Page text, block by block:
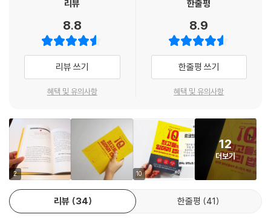
56. 최고 경영진이야말로 화장실 청소를 해야 한다
: 부하 직원은 상사의 뒷모습을 보고 성장한다
57. 윗선의 솔선수범이 조직의 사기를 좌우한다: 최선을 다해야 주위 사람
이 따른다
58. 200명 중 200등이라는 최악의 평가를 받은 불량 상사
: 부하 직원이 신뢰하지 않는 상사의 슬픈 말로
일머리 법칙 4 CHECK POINT
일머리 법칙 5. 세상 어디에도 없는 자아실현
: 자신을 알아야 자기다운 인생을 충실하게 보낼 수 있다
59. 하고 싶은 일마저 ‘선택과 집중’하지 않아도 된다: 하고 싶은 일은 전부
다 해본다
60. ‘엘리트 트랩’에 주의하라: 매일 자신의 마음과 마주하는 습관을 들여
라
61. 천직에 은퇴란 없다: ‘빠져들 수 있는 일’이 인생의 기회비용을 높인다
_일머리 법칙 3 이기는 마음가짐 p.153
‘벼는 익을수록 고개를 숙인다’는 속담도 있지만 실제 비즈니스 세계에서
는 고개를 숙이기 때문에 벼가 익는다.
_일머리 법칙 4 사람을 향한 리더십 p.186
상사라면 주위에서는 잘 알지 못하는 부하 직원의 공로를 양지로 끌어내
회사 안팎에 널리 알릴 수 있어야 한다. 특히 잘한 일은 하나하나 거론하며
칭찬을 아끼지 않아야 상대의 동기부여를 높일 수 있다.
_일머리 법칙 4 사람을 향한 리더십 p.208
원체험의 힘은 강하다. 강렬한 에너지를 끓어오르게 하는 원체험을 가진
사람은 인생의 길을 걷다가 얻게 된 호화로운 생활에 만족하지 않고 자아
고 여기에 엑스트라 원 마일 앞으로 나아가는 것이라고 한다. 이 책을 통해
자신의 일머리를 진단하고 직장인으로서, 한 인간으로서 삶의 주인이 되는
시작점이 될 것이다.
“저, 다 아는 얘긴데요?”
이 책은 성공하는 최고들의 77가지 일머리 법칙을 제안하고 있다. 그중에
서도 저자가 강조하는 것은 ‘행동력’이다. 똑똑하기만 하고 신중한 사람보
다는‘IQ’는 평범하지만 남보다 앞서 움직이는 행동력 있는 사람이 결국 뭔
가를 이루어낸다는 것이다. 또한 이 책은 우리가 당연하다고 여기는 일의
기본이라는 것을 실천하고 있는지 자신을 점검하게 한다. 이를 시도해본
사람은 알 것이다. 꾸준한 실천이 얼마나 어려운지를. 그래서 돌다리만 두
리뷰
8.8
리뷰 쓰기
혜택 및 유의사항
한줄평
8.9
한줄평 쓰기
혜택 및 유의사항
2 10
12
더보기
리뷰 34 한줄평 41